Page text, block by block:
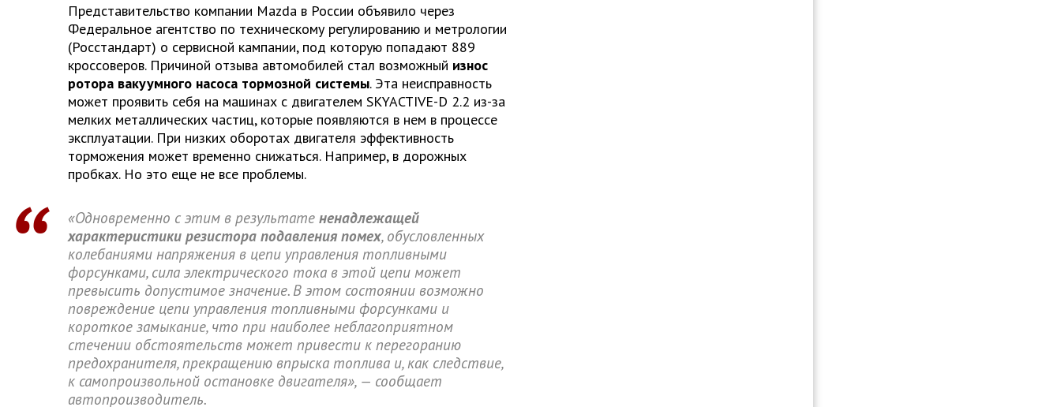
Представительство компании Mazda в России объявило через
Федеральное агентство по техническому регулированию и метрологии
(Росстандарт) о сервисной кампании, под которую попадают 889
кроссоверов. Причиной отзыва автомобилей стал возможный износ
ротора вакуумного насоса тормозной системы. Эта неисправность
может проявить себя на машинах с двигателем SKYACTIVE-D 2.2 из-за
мелких металлических частиц, которые появляются в нем в процессе
эксплуатации. При низких оборотах двигателя эффективность
торможения может временно снижаться. Например, в дорожных
пробках. Но это еще не все проблемы.
«Одновременно с этим в результате ненадлежащей
характеристики резистора подавления помех, обусловленных
колебаниями напряжения в цепи управления топливными
форсунками, сила электрического тока в этой цепи может
превысить допустимое значение. В этом состоянии возможно
повреждение цепи управления топливными форсунками и
короткое замыкание, что при наиболее неблагоприятном
стечении обстоятельств может привести к перегоранию
предохранителя, прекращению впрыска топлива и, как следствие,
к самопроизвольной остановке двигателя», — сообщает
автопроизводитель.